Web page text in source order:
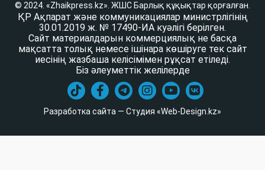
© 2024. «Zhaikpress.kz». ЖШС Барлық құқықтар қорғалған.
ҚР Ақпарат және коммуникациялар министрлігінің
30.01.2019 ж. № 17490-ИА куәлігі берілген.
Сайт материалдарын коммерциялық не басқа
мақсатта толық немесе ішінара көшіруге тек сайт
иесінің жазбаша келісімімен рұқсат етіледі.
Біз әлеуметтік желілерде
Разработка сайта — Студия «Web-Design.kz»